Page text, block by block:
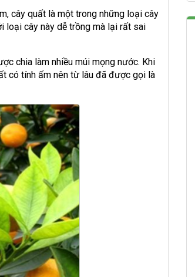
cây quất là một trong những loại cây
loại cây này dễ trồng mà lại rất sai
chia làm nhiều múi mọng nước. Khi
có tính ấm nên từ lâu đã được gọi là